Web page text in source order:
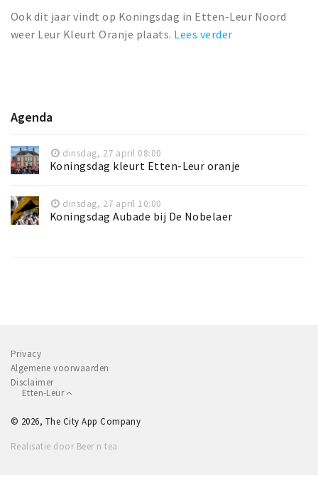
Toeristische routes
Natuurgebieden
Andere City Apps
Inloggen
Ook dit jaar vindt op Koningsdag in Etten-Leur Noord
weer Leur Kleurt Oranje plaats. Lees verder
Agenda
dinsdag, 27 april 08:00
Koningsdag kleurt Etten-Leur oranje
dinsdag, 27 april 10:00
Koningsdag Aubade bij De Nobelaer
Privacy
Algemene voorwaarden
Disclaimer
Etten-Leur
© 2026, The City App Company
Realisatie door Beer n tea